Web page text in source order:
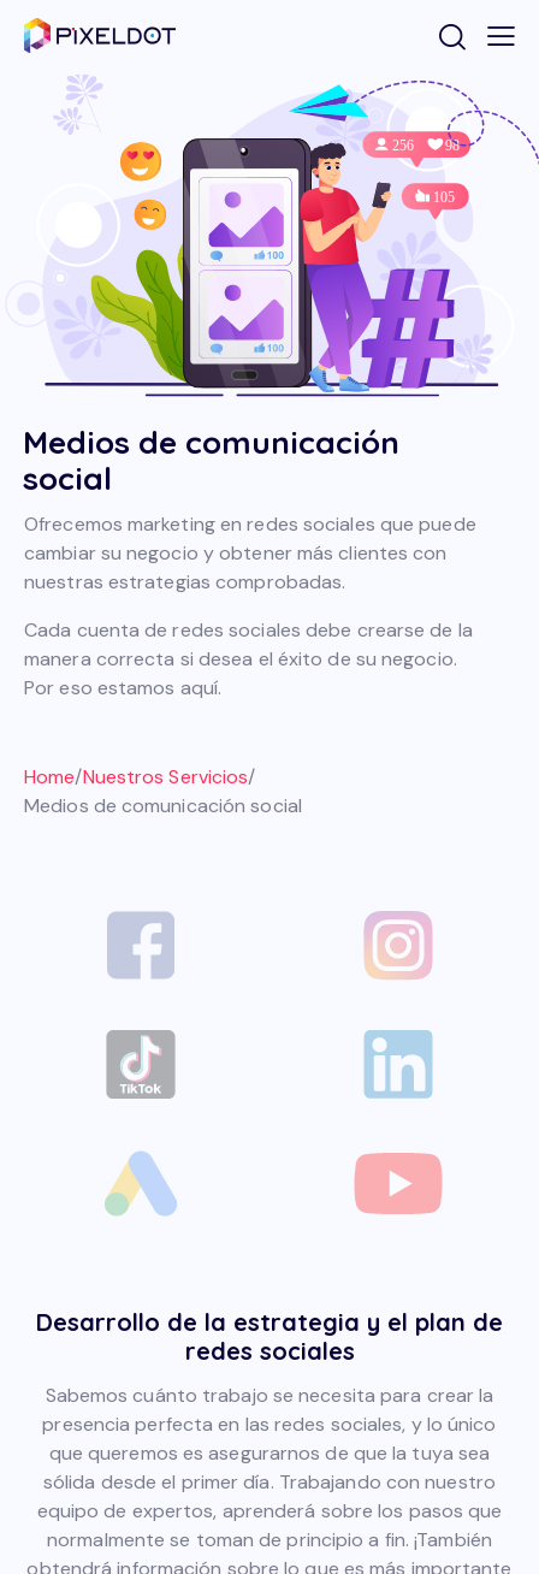
Medios de comunicación
social
Ofrecemos marketing en redes sociales que puede
cambiar su negocio y obtener más clientes con
nuestras estrategias comprobadas.
Cada cuenta de redes sociales debe crearse de la
manera correcta si desea el éxito de su negocio.
Por eso estamos aquí.
Home/Nuestros Servicios/
Medios de comunicación social
Desarrollo de la estrategia y el plan de
redes sociales
Sabemos cuánto trabajo se necesita para crear la
presencia perfecta en las redes sociales, y lo único
que queremos es asegurarnos de que la tuya sea
sólida desde el primer día. Trabajando con nuestro
equipo de expertos, aprenderá sobre los pasos que
normalmente se toman de principio a fin. ¡También
obtendrá información sobre lo que es más importante